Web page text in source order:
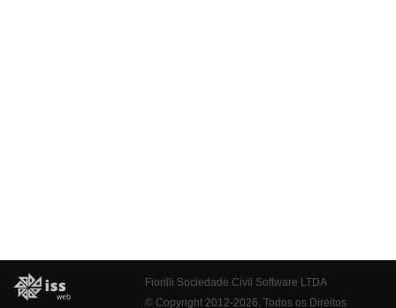
Fiorilli Sociedade Civil Software LTDA
© Copyright 2012-2026. Todos os Direitos